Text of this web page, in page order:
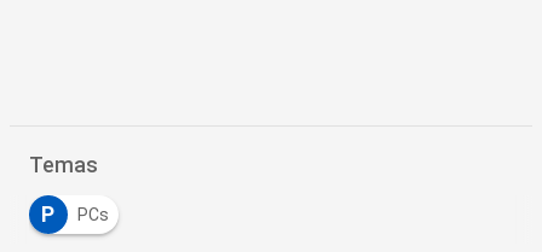
Temas
P PCs